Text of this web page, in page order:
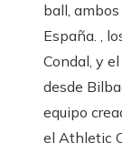
ball,
España. ,
Condal, y
desde
equipo
el Athletic